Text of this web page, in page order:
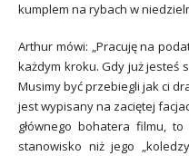
kumplem na rybach w
Arthur mówi: „Pracuję na
każdym kroku. Gdy już jesteś
Musimy być przebiegli jak ci
jest wypisany na zaciętej
głównego bohatera filmu,
stanowisko niż jego